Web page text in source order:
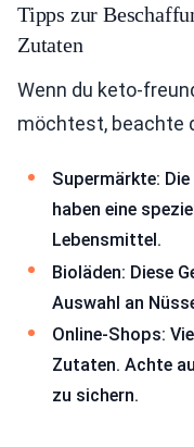
Tipps zur
Zutaten
Wenn du keto-
möchtest, beachte
Supermärkte:
haben eine
Lebensmittel.
Bioläden: Diese
Auswahl an
Online-Shops:
Zutaten. Achte
zu sichern.